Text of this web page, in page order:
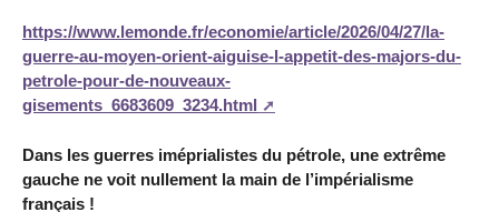
https://www.lemonde.fr/economie/article/2026/04/27/la-
guerre-au-moyen-orient-aiguise-l-appetit-des-majors-du-
petrole-pour-de-nouveaux-
gisements_6683609_3234.html
Dans les guerres iméprialistes du pétrole, une extrême
gauche ne voit nullement la main de l’impérialisme
français !